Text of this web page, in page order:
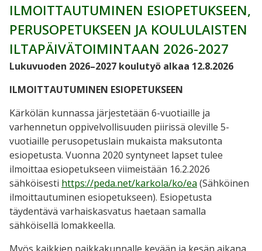
ILMOITTAUTUMINEN ESIOPETUKSEEN,
PERUSOPETUKSEEN JA KOULULAISTEN
ILTAPÄIVÄTOIMINTAAN 2026-2027
Lukuvuoden 2026–2027 koulutyö alkaa 12.8.2026
ILMOITTAUTUMINEN ESIOPETUKSEEN
Kärkölän kunnassa järjestetään 6-vuotiaille ja
varhennetun oppivelvollisuuden piirissä oleville 5-
vuotiaille perusopetuslain mukaista maksutonta
esiopetusta. Vuonna 2020 syntyneet lapset tulee
ilmoittaa esiopetukseen viimeistään 16.2.2026
sähköisesti https://peda.net/karkola/ko/ea (Sähköinen
ilmoittautuminen esiopetukseen). Esiopetusta
täydentävä varhaiskasvatus haetaan samalla
sähköisellä lomakkeella.